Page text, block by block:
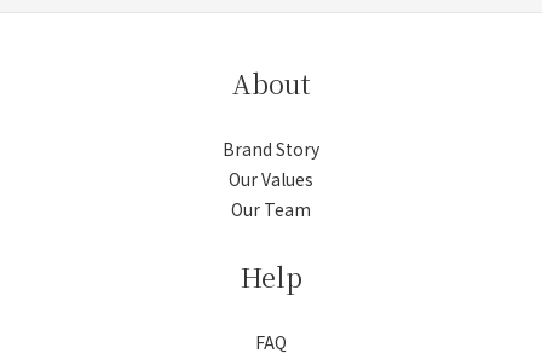
About
Brand Story
Our Values
Our Team
Help
FAQ